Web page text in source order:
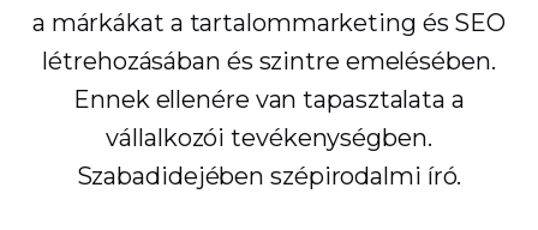
a márkákat a tartalommarketing és SEO
létrehozásában és szintre emelésében.
Ennek ellenére van tapasztalata a
vállalkozói tevékenységben.
Szabadidejében szépirodalmi író.